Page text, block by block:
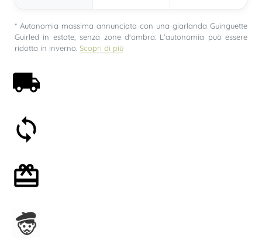
* Autonomia massima annunciata con una giarlanda Guinguette
Guirled in estate, senza zone d'ombra. L'autonomia può essere
ridotta in inverno. Scopri di più